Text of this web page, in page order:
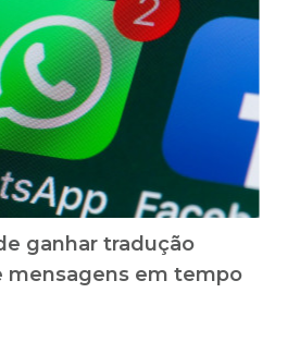
ganhar tradução
mensagens em tempo